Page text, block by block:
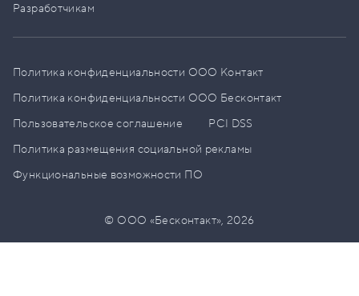
Разработчикам
Политика конфиденциальности ООО Контакт
Политика конфиденциальности ООО Бесконтакт
Пользовательское соглашение
PCI DSS
Политика размещения социальной рекламы
Функциональные возможности ПО
© ООО «Бесконтакт»,2026